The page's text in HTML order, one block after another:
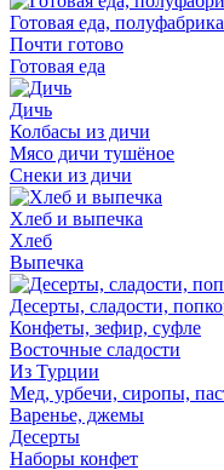
Готовая еда,
Почти готово
Готовая еда
Дичь
Колбасы из дичи
Мясо дичи тушёное
Снеки из дичи
Хлеб и выпечка
Хлеб
Выпечка
Десерты, сладости,
Конфеты, зефир, суфле
Восточные сладости
Из Турции
Мед, урбечи, сиропы,
Варенье, джемы
Десерты
Наборы конфет